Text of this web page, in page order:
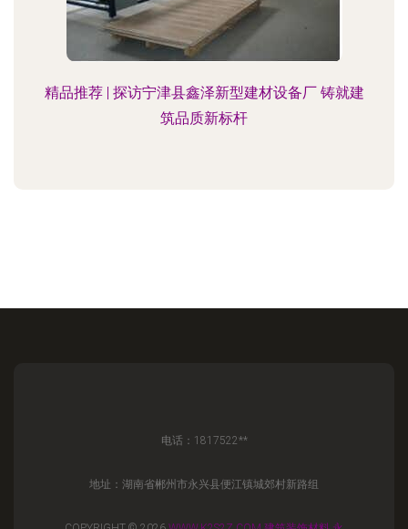
精品推荐 | 探访宁津县鑫泽新型建材设备厂 铸就建
筑品质新标杆
电话：1817522**
地址：湖南省郴州市永兴县便江镇城郊村新路组